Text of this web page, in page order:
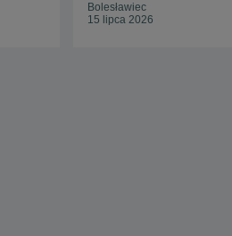
Bolesławiec
15 lipca 2026